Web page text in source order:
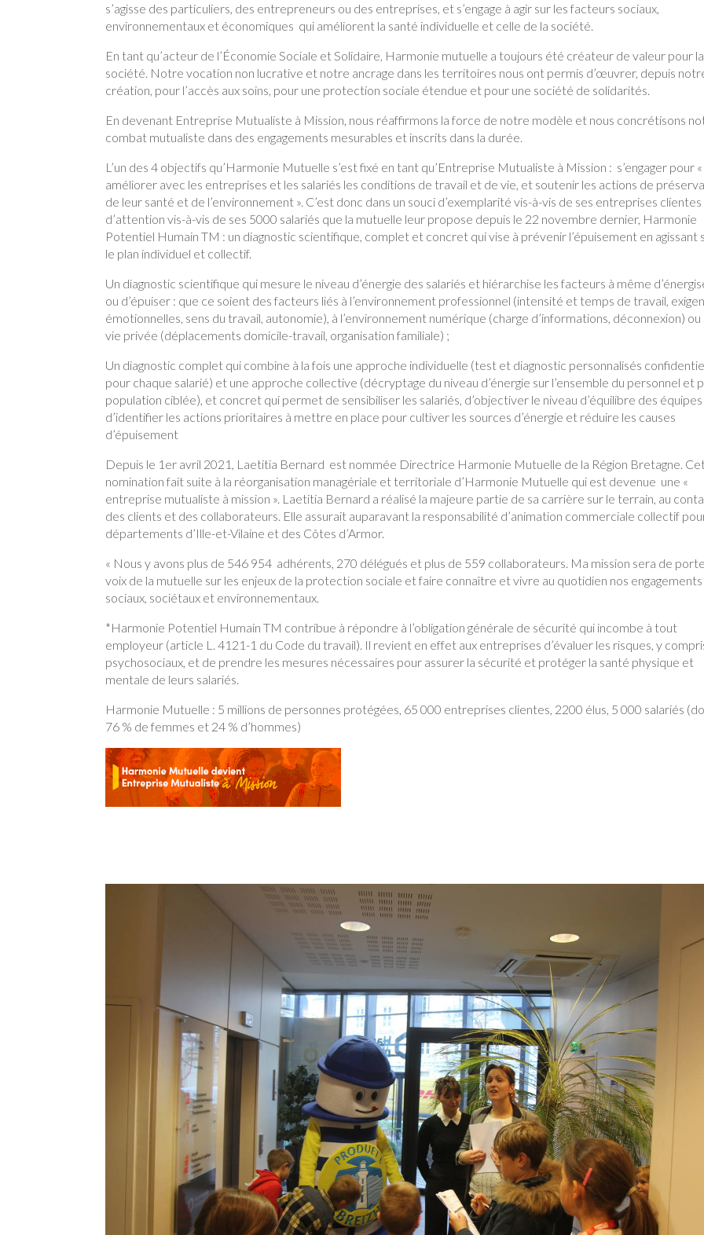
s’agisse des particuliers, des entrepreneurs ou des entreprises, et s’engage à agir sur les facteurs sociaux,
environnementaux et économiques qui améliorent la santé individuelle et celle de la société.
En tant qu’acteur de l’Économie Sociale et Solidaire, Harmonie mutuelle a toujours été créateur de valeur pour la
société. Notre vocation non lucrative et notre ancrage dans les territoires nous ont permis d’œuvrer, depuis
création, pour l’accès aux soins, pour une protection sociale étendue et pour une société de solidarités.
En devenant Entreprise Mutualiste à Mission, nous réaffirmons la force de notre modèle et nous concrétisons
combat mutualiste dans des engagements mesurables et inscrits dans la durée.
L’un des 4 objectifs qu’Harmonie Mutuelle s’est fixé en tant qu’Entreprise Mutualiste à Mission : s’engager pour «
améliorer avec les entreprises et les salariés les conditions de travail et de vie, et soutenir les actions de
de leur santé et de l’environnement ». C’est donc dans un souci d’exemplarité vis-à-vis de ses entreprises
d’attention vis-à-vis de ses 5000 salariés que la mutuelle leur propose depuis le 22 novembre dernier, Harmonie
Potentiel Humain TM : un diagnostic scientifique, complet et concret qui vise à prévenir l’épuisement en agissant
le plan individuel et collectif.
Un diagnostic scientifique qui mesure le niveau d’énergie des salariés et hiérarchise les facteurs à même
ou d’épuiser : que ce soient des facteurs liés à l’environnement professionnel (intensité et temps de travail,
émotionnelles, sens du travail, autonomie), à l’environnement numérique (charge d’informations, déconnexion) ou
vie privée (déplacements domicile-travail, organisation familiale) ;
Un diagnostic complet qui combine à la fois une approche individuelle (test et diagnostic personnalisés
pour chaque salarié) et une approche collective (décryptage du niveau d’énergie sur l’ensemble du personnel et
population ciblée), et concret qui permet de sensibiliser les salariés, d’objectiver le niveau d’équilibre des
d’identifier les actions prioritaires à mettre en place pour cultiver les sources d’énergie et réduire les causes
d’épuisement
Depuis le 1er avril 2021, Laetitia Bernard est nommée Directrice Harmonie Mutuelle de la Région Bretagne.
nomination fait suite à la réorganisation managériale et territoriale d’Harmonie Mutuelle qui est devenue une «
entreprise mutualiste à mission ». Laetitia Bernard a réalisé la majeure partie de sa carrière sur le terrain, au
des clients et des collaborateurs. Elle assurait auparavant la responsabilité d’animation commerciale collectif
départements d’Ille-et-Vilaine et des Côtes d’Armor.
« Nous y avons plus de 546 954 adhérents, 270 délégués et plus de 559 collaborateurs. Ma mission sera de
voix de la mutuelle sur les enjeux de la protection sociale et faire connaître et vivre au quotidien nos engagements
sociaux, sociétaux et environnementaux.
*Harmonie Potentiel Humain TM contribue à répondre à l’obligation générale de sécurité qui incombe à tout
employeur (article L. 4121-1 du Code du travail). Il revient en effet aux entreprises d’évaluer les risques, y
psychosociaux, et de prendre les mesures nécessaires pour assurer la sécurité et protéger la santé physique et
mentale de leurs salariés.
Harmonie Mutuelle : 5 millions de personnes protégées, 65 000 entreprises clientes, 2200 élus, 5 000 salariés
76 % de femmes et 24 % d’hommes)